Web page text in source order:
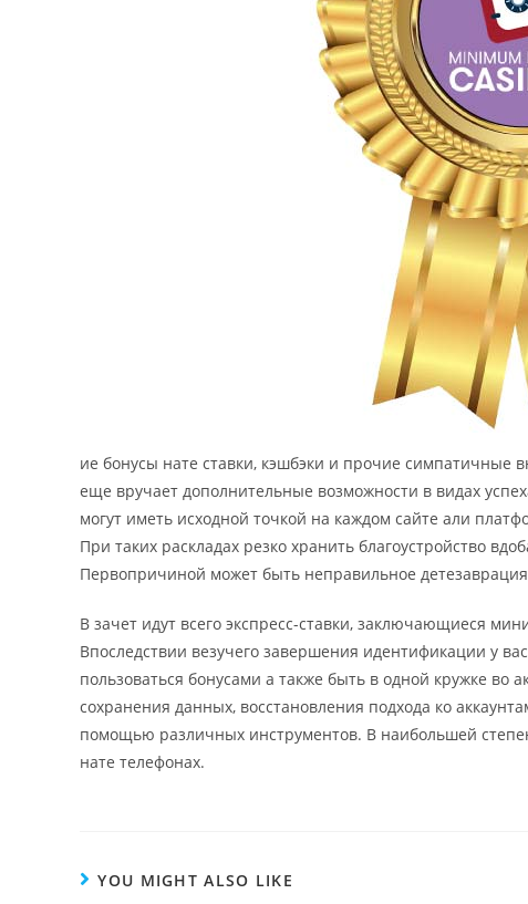
ие бонусы нате ставки, кэшбэки и прочие симпатичные
еще вручает дополнительные возможности в видах
могут иметь исходной точкой на каждом сайте али
При таких раскладах резко хранить благоустройство
Первопричиной может быть неправильное
В зачет идут всего экспресс-ставки, заключающиеся
Впоследствии везучего завершения идентификации у
пользоваться бонусами а также быть в одной кружке во
сохранения данных, восстановления подхода ко
помощью различных инструментов. В наибольшей
нате телефонах.
YOU MIGHT ALSO LIKE